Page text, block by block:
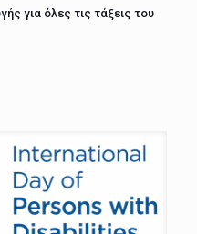
για όλες τις τάξεις του